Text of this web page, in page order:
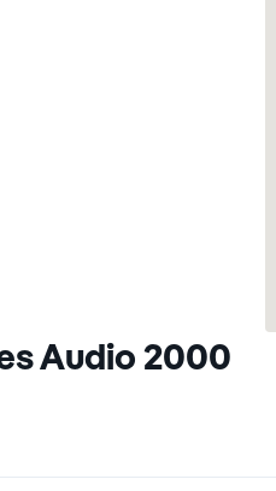
Audio 2000